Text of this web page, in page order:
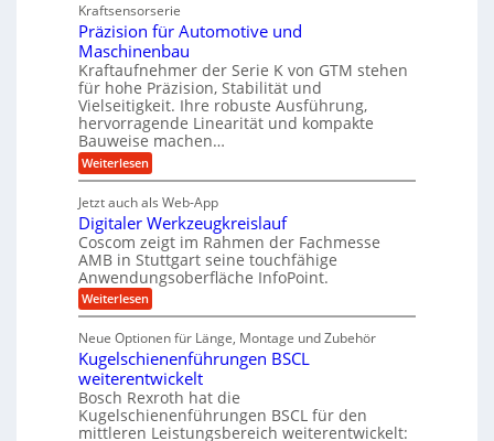
c
h
i
n
d
e
t
r
i
e
b
e
f
ü
r
r
a
e
U
m
g
e
n
d
A
u
f
t
r
a
s
i
n
g
a
n
g
l
o
s
e
,
w
e
n
i
g
e
r
S
t
e
l
e
n
h
n
s
t
a
n
g
e
n
g
e
t
r
i
e
b
e
f
ü
r
r
ä
i
s
e
H
Kraftsensorserie
Präzision für Automotive und
Maschinenbau
Kraftaufnehmer der Serie K von GTM stehen
für hohe Präzision, Stabilität und
Vielseitigkeit. Ihre robuste Ausführung,
hervorragende Linearität und kompakte
Bauweise machen…
Weiterlesen:
P
ä
z
i
s
i
o
n
f
r
A
u
t
o
m
Jetzt auch als Web-App
Digitaler Werkzeugkreislauf
Coscom zeigt im Rahmen der Fachmesse
AMB in Stuttgart seine touchfähige
Anwendungsoberfläche InfoPoint.
Weiterlesen:
D
g
i
t
a
l
e
r
Neue Optionen für Länge, Montage und Zubehör
Kugelschienenführungen BSCL
weiterentwickelt
Bosch Rexroth hat die
Kugelschienenführungen BSCL für den
mittleren Leistungsbereich weiterentwickelt: